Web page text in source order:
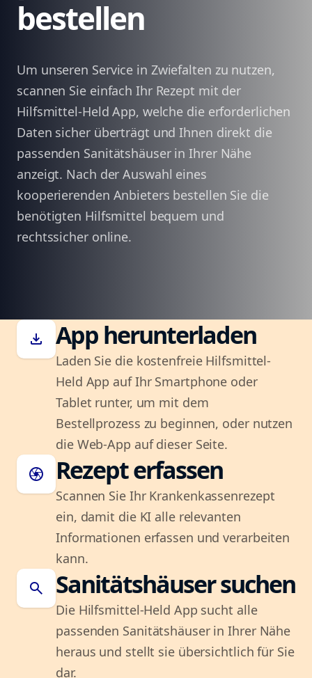
bestellen
Um unseren Service in Zwiefalten zu nutzen,
scannen Sie einfach Ihr Rezept mit der
Hilfsmittel-Held App, welche die erforderlichen
Daten sicher überträgt und Ihnen direkt die
passenden Sanitätshäuser in Ihrer Nähe
anzeigt. Nach der Auswahl eines
kooperierenden Anbieters bestellen Sie die
benötigten Hilfsmittel bequem und
rechtssicher online.
download App herunterladen
Laden Sie die kostenfreie Hilfsmittel-
Held App auf Ihr Smartphone oder
Tablet runter, um mit dem
Bestellprozess zu beginnen, oder nutzen
die Web-App auf dieser Seite.
camera Rezept erfassen
Scannen Sie Ihr Krankenkassenrezept
ein, damit die KI alle relevanten
Informationen erfassen und verarbeiten
kann.
search Sanitätshäuser suchen
Die Hilfsmittel-Held App sucht alle
passenden Sanitätshäuser in Ihrer Nähe
heraus und stellt sie übersichtlich für Sie
dar.